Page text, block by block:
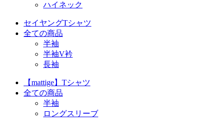
ハイネック
セイヤングTシャツ
全ての商品
半袖
半袖V衿
長袖
【mattige】Tシャツ
全ての商品
半袖
ロングスリーブ